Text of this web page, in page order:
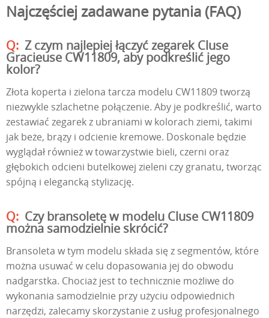
Najczęściej zadawane pytania (FAQ)
Z czym najlepiej łączyć zegarek Cluse
Gracieuse CW11809, aby podkreślić jego
kolor?
Złota koperta i zielona tarcza modelu CW11809 tworzą
niezwykle szlachetne połączenie. Aby je podkreślić, warto
zestawiać zegarek z ubraniami w kolorach ziemi, takimi
jak beże, brązy i odcienie kremowe. Doskonale będzie
wyglądał również w towarzystwie bieli, czerni oraz
głębokich odcieni butelkowej zieleni czy granatu, tworząc
spójną i elegancką stylizację.
Czy bransoletę w modelu Cluse CW11809
można samodzielnie skrócić?
Bransoleta w tym modelu składa się z segmentów, które
można usuwać w celu dopasowania jej do obwodu
nadgarstka. Chociaż jest to technicznie możliwe do
wykonania samodzielnie przy użyciu odpowiednich
narzędzi, zalecamy skorzystanie z usług profesjonalnego